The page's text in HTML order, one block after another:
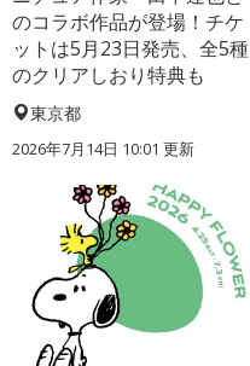
のコラボ作品が登場！チケ
ットは5月23日発売、全5種
のクリアしおり特典も
東京都
2026年7月14日 10:01 更新